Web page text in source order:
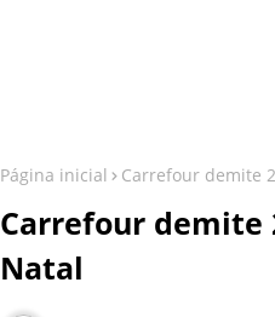
Página inicial Carrefour demite
Carrefour demite
Natal